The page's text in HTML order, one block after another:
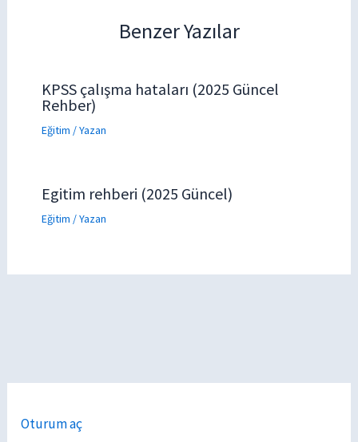
Benzer Yazılar
KPSS çalışma hataları (2025 Güncel
Rehber)
Eğitim / Yazan
Egitim rehberi (2025 Güncel)
Eğitim / Yazan
Oturum aç